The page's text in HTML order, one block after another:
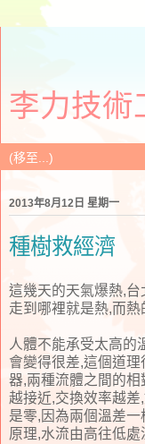
李力技術
2013年8月12日 星期一
種樹救經濟
這幾天的天氣爆熱,
走到哪裡就是熱,而
人體不能承受太高的
會變得很差,這個道
器,兩種流體之間的
越接近,交換效率越
是零,因為兩個溫差
原理,水流由高往低